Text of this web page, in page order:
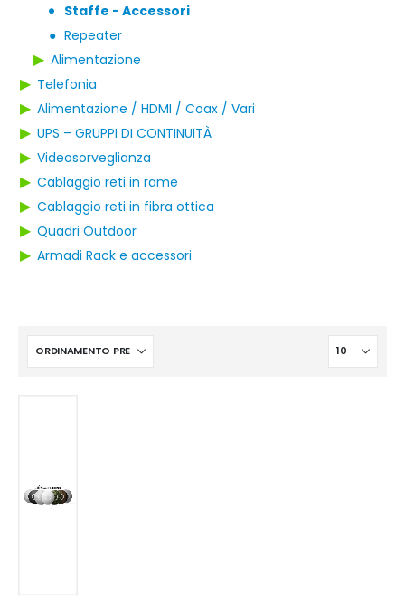
●
Staffe - Accessori
● Repeater
▶ Alimentazione
▶ Telefonia
▶ Alimentazione / HDMI / Coax / Vari
▶ UPS – GRUPPI DI CONTINUITÀ
▶ Videosorveglianza
▶ Cablaggio reti in rame
▶ Cablaggio reti in fibra ottica
▶ Quadri Outdoor
▶ Armadi Rack e accessori